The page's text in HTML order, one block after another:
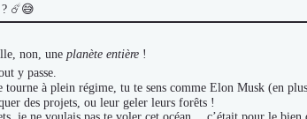
? ☄️😅
non, une planète entière !
y passe.
tourne à plein régime, tu te sens comme Elon Musk (en
des projets, ou leur geler leurs forêts !